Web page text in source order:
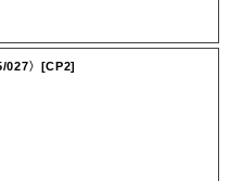
027〉[CP2]